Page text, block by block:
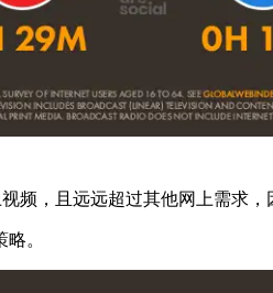
频，且远远超过其他网上需求
。